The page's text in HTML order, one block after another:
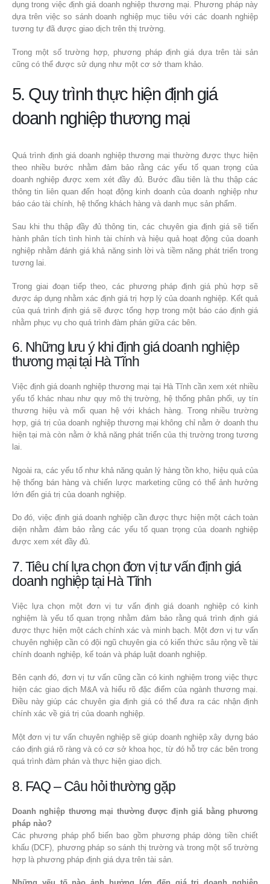
dụng trong việc định giá doanh nghiệp thương mại. Phương pháp này
dựa trên việc so sánh doanh nghiệp mục tiêu với các doanh nghiệp
tương tự đã được giao dịch trên thị trường.
Trong một số trường hợp, phương pháp định giá dựa trên tài sản
cũng có thể được sử dụng như một cơ sở tham khảo.
5. Quy trình thực hiện định giá
doanh nghiệp thương mại
Quá trình định giá doanh nghiệp thương mại thường được thực hiện
theo nhiều bước nhằm đảm bảo rằng các yếu tố quan trọng của
doanh nghiệp được xem xét đầy đủ. Bước đầu tiên là thu thập các
thông tin liên quan đến hoạt động kinh doanh của doanh nghiệp như
báo cáo tài chính, hệ thống khách hàng và danh mục sản phẩm.
Sau khi thu thập đầy đủ thông tin, các chuyên gia định giá sẽ tiến
hành phân tích tình hình tài chính và hiệu quả hoạt động của doanh
nghiệp nhằm đánh giá khả năng sinh lời và tiềm năng phát triển trong
tương lai.
Trong giai đoạn tiếp theo, các phương pháp định giá phù hợp sẽ
được áp dụng nhằm xác định giá trị hợp lý của doanh nghiệp. Kết quả
của quá trình định giá sẽ được tổng hợp trong một báo cáo định giá
nhằm phục vụ cho quá trình đàm phán giữa các bên.
6. Những lưu ý khi định giá doanh nghiệp
thương mại tại Hà Tĩnh
Việc định giá doanh nghiệp thương mại tại Hà Tĩnh cần xem xét nhiều
yếu tố khác nhau như quy mô thị trường, hệ thống phân phối, uy tín
thương hiệu và mối quan hệ với khách hàng. Trong nhiều trường
hợp, giá trị của doanh nghiệp thương mại không chỉ nằm ở doanh thu
hiện tại mà còn nằm ở khả năng phát triển của thị trường trong tương
lai.
Ngoài ra, các yếu tố như khả năng quản lý hàng tồn kho, hiệu quả của
hệ thống bán hàng và chiến lược marketing cũng có thể ảnh hưởng
lớn đến giá trị của doanh nghiệp.
Do đó, việc định giá doanh nghiệp cần được thực hiện một cách toàn
diện nhằm đảm bảo rằng các yếu tố quan trọng của doanh nghiệp
được xem xét đầy đủ.
7. Tiêu chí lựa chọn đơn vị tư vấn định giá
doanh nghiệp tại Hà Tĩnh
Việc lựa chọn một đơn vị tư vấn định giá doanh nghiệp có kinh
nghiệm là yếu tố quan trọng nhằm đảm bảo rằng quá trình định giá
được thực hiện một cách chính xác và minh bạch. Một đơn vị tư vấn
chuyên nghiệp cần có đội ngũ chuyên gia có kiến thức sâu rộng về tài
chính doanh nghiệp, kế toán và pháp luật doanh nghiệp.
Bên cạnh đó, đơn vị tư vấn cũng cần có kinh nghiệm trong việc thực
hiện các giao dịch M&A và hiểu rõ đặc điểm của ngành thương mại.
Điều này giúp các chuyên gia định giá có thể đưa ra các nhận định
chính xác về giá trị của doanh nghiệp.
Một đơn vị tư vấn chuyên nghiệp sẽ giúp doanh nghiệp xây dựng báo
cáo định giá rõ ràng và có cơ sở khoa học, từ đó hỗ trợ các bên trong
quá trình đàm phán và thực hiện giao dịch.
8. FAQ – Câu hỏi thường gặp
Doanh nghiệp thương mại thường được định giá bằng phương
pháp nào?
Các phương pháp phổ biến bao gồm phương pháp dòng tiền chiết
khấu (DCF), phương pháp so sánh thị trường và trong một số trường
hợp là phương pháp định giá dựa trên tài sản.